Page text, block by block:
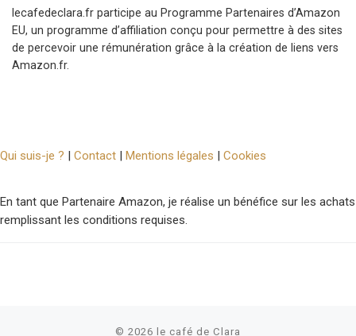
lecafedeclara.fr participe au Programme Partenaires d’Amazon
EU, un programme d’affiliation conçu pour permettre à des sites
de percevoir une rémunération grâce à la création de liens vers
Amazon.fr.
Qui suis-je ? | Contact | Mentions légales | Cookies
En tant que Partenaire Amazon, je réalise un bénéfice sur les achats
remplissant les conditions requises.
© 2026 le café de Clara